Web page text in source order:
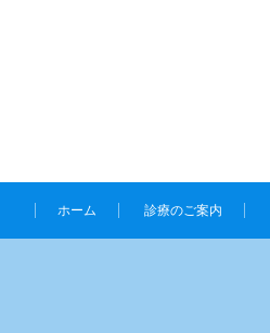
ホーム 診療のご案内